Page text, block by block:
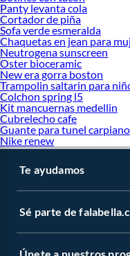
Panty levanta cola
Cortador de piña
Sofa verde esmeralda
Chaquetas en jean para
Neutrogena sunscreen
Oster bioceramic
New era gorra boston
Trampolin saltarin para
Colchon spring l5
Kit mancuernas medellin
Cubrelecho cafe
Guante para tunel carpiano
Nike renew
Te ayudamos
Sé parte de